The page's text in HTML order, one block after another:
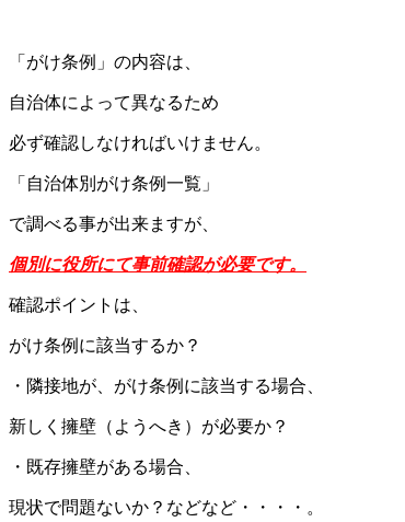
「がけ条例」の内容は、
自治体によって異なるため
必ず確認しなければいけません。
「自治体別がけ条例一覧」
で調べる事が出来ますが、
個別に役所にて事前確認が必要です。
確認ポイントは、
がけ条例に該当するか？
・隣接地が、がけ条例に該当する場合、
新しく擁壁（ようへき）が必要か？
・既存擁壁がある場合、
現状で問題ないか？などなど・・・・。